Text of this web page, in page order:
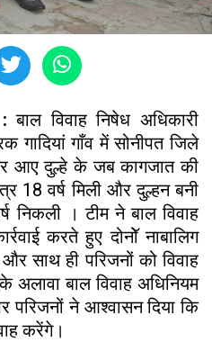
बाल विवाह निषेध अधिकारी
गादियां गाँव में सोनीपत जिले
आए दुल्हे के जब कागजात की
18 वर्ष मिली और दुल्हन बनी
निकली । टीम ने बाल विवाह
करते हुए दोनोॅ नाबालिग
साथ ही परिजनों को विवाह
बाल विवाह अधिनियम
परिजनों ने आश्वासन दिया कि
करेंगे।